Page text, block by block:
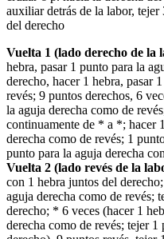
auxiliar detrás de la labor,
del derecho
Vuelta 1 (lado derecho de la
hebra, pasar 1 punto para la
derecho, hacer 1 hebra, pasar
revés; 9 puntos derechos, 6
la aguja derecha como de
continuamente de * a *; hacer
derecha como de revés; 1
punto para la aguja derecha
Vuelta 2 (lado revés de la
con 1 hebra juntos del
aguja derecha como de revés;
derecho; * 6 veces (hacer 1
derecha como de revés; tejer